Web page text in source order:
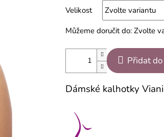
Velikost
Můžeme doručit do: Zvolte
Přidat
Dámské kalhotky